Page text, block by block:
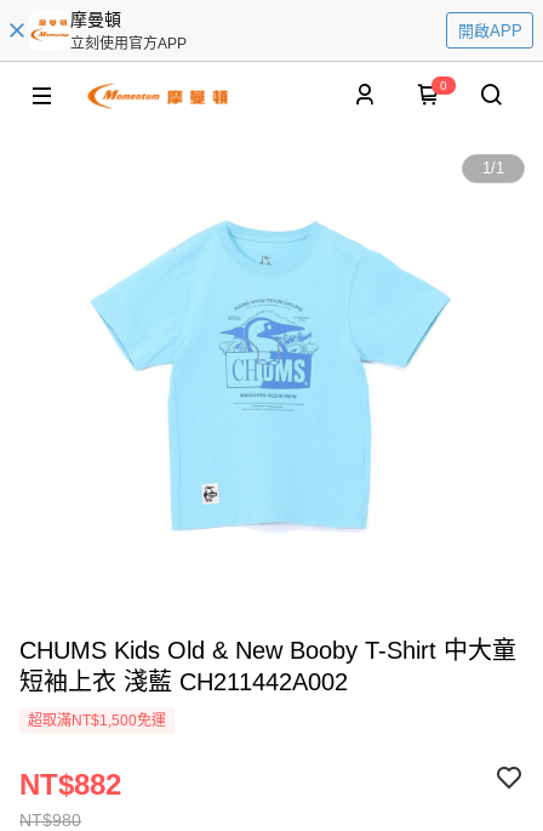
摩曼頓
立刻使用官方APP
開啟APP
0
1/1
CHUMS Kids Old & New Booby T-Shirt 中大童
短袖上衣 淺藍 CH211442A002
超取滿NT$1,500免運
NT$980
NT$882